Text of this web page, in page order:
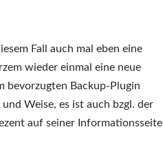
Fall auch mal eben eine
wieder einmal eine neue
bevorzugten Backup-Plugin
Weise, es ist auch bzgl. der
auf seiner Informationsseite